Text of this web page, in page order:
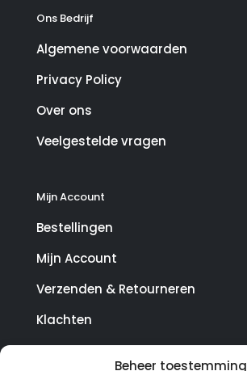
Beheer toestemming
Ons Bedrijf
Algemene voorwaarden
Privacy Policy
Over ons
Veelgestelde vragen
Mijn Account
Bestellingen
Mijn Account
Verzenden & Retourneren
Klachten